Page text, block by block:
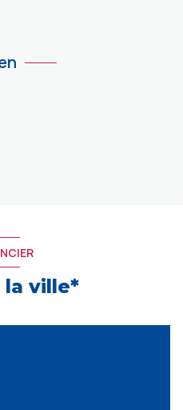
la ville*